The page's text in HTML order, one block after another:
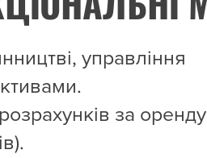
управління
за